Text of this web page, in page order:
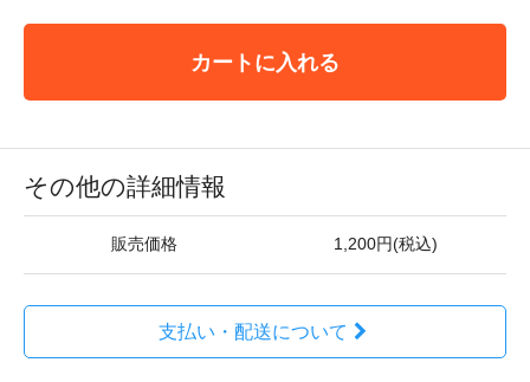
カートに入れる
その他の詳細情報
販売価格 1,200円(税込)
支払い・配送について